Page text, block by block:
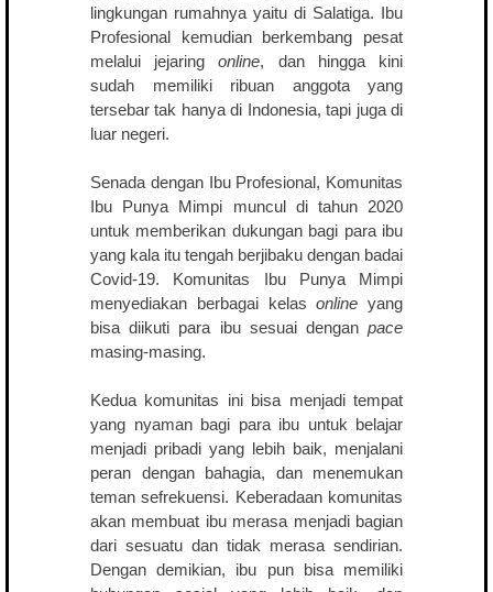
lingkungan rumahnya yaitu di Salatiga. Ibu
Profesional kemudian berkembang pesat
melalui jejaringonline, dan hingga kini
sudah memiliki ribuan anggota yang
tersebar tak hanya di Indonesia, tapi juga di
luar negeri.
Senada dengan Ibu Profesional, Komunitas
Ibu Punya Mimpi muncul di tahun 2020
untuk memberikan dukungan bagi para ibu
yang kala itu tengah berjibaku dengan badai
Covid-19. Komunitas Ibu Punya Mimpi
menyediakan berbagai kelasonline yang
bisa diikuti para ibu sesuai dengan pace
masing-masing.
Kedua komunitas ini bisa menjadi tempat
yang nyaman bagi para ibu untuk belajar
menjadi pribadi yang lebih baik, menjalani
peran dengan bahagia, dan menemukan
teman sefrekuensi. Keberadaan komunitas
akan membuat ibu merasa menjadi bagian
dari sesuatu dan tidak merasa sendirian.
Dengan demikian, ibu pun bisa memiliki